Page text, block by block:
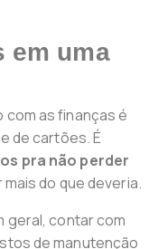
em uma
com as finanças é
de cartões. É
pra não perder
do que deveria.
geral, contar com
de manutenção